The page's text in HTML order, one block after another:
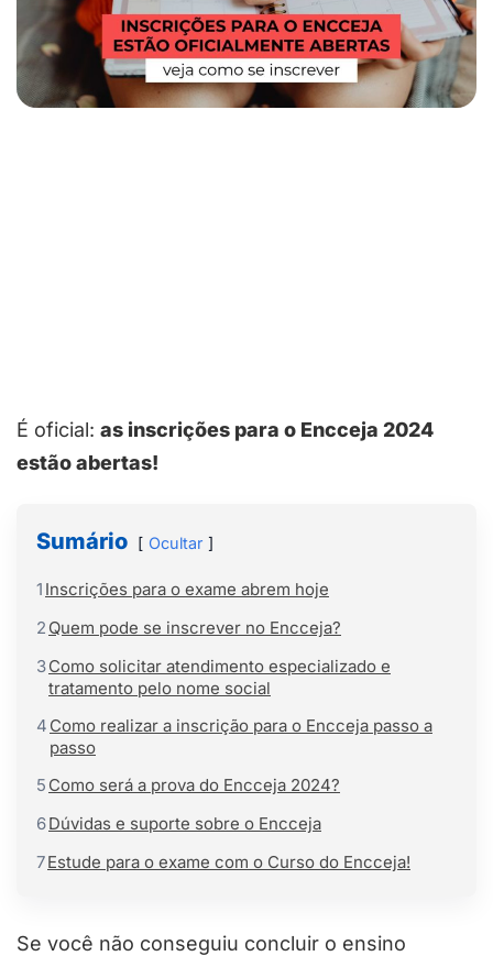
É oficial: as inscrições para o Encceja 2024
estão abertas!
Sumário Ocultar
1 Inscrições para o exame abrem hoje
2 Quem pode se inscrever no Encceja?
3Como solicitar atendimento especializado e
tratamento pelo nome social
4 Como realizar a inscrição para o Encceja passo a
passo
5 Como será a prova do Encceja 2024?
6Dúvidas e suporte sobre o Encceja
7Estude para o exame com o Curso do Encceja!
Se você não conseguiu concluir o ensino